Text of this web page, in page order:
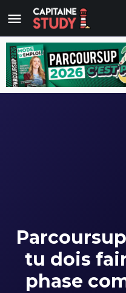
tu dois
phase